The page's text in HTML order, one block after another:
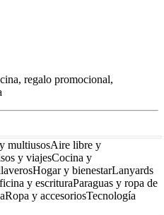
regalo promocional,
multiusosAire libre y
y viajesCocina y
Hogar y bienestarLanyards
y escrituraParaguas y ropa de
Ropa y accesoriosTecnología